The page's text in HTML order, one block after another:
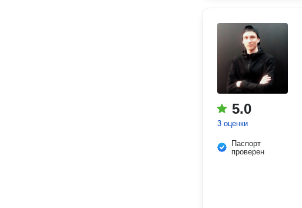
5.0
3 оценки
Паспорт
проверен